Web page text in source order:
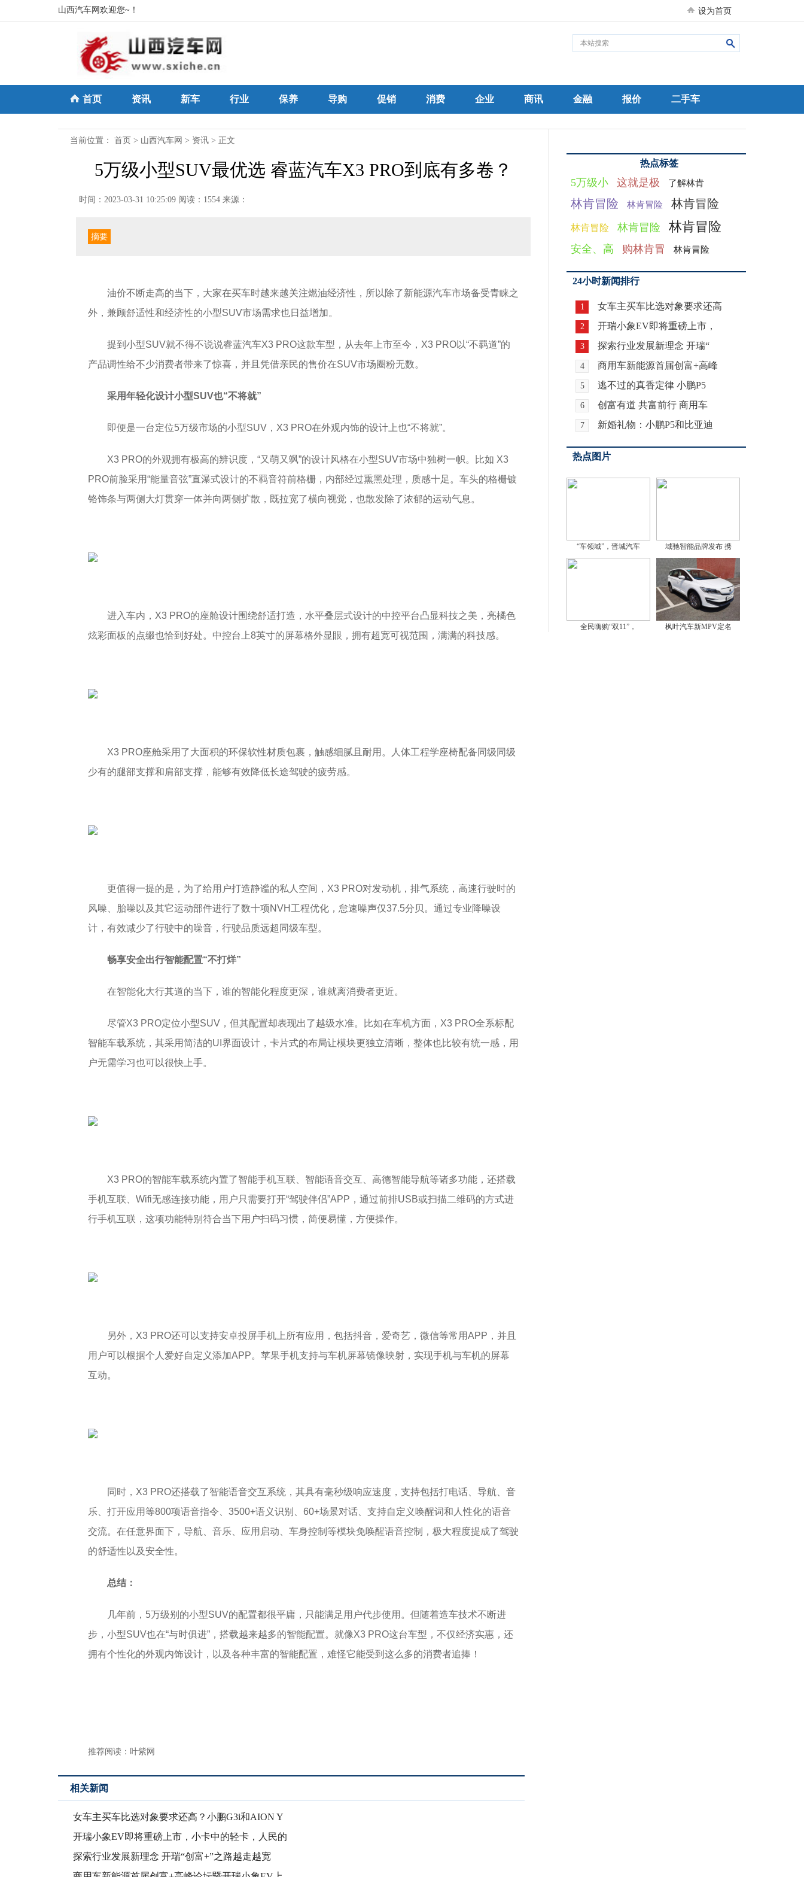
山西汽车网欢迎您~！ 设为首页
首页 资讯 新车 行业 保养 导购 促销 消费 企业 商讯 金融 报价 二手车
当前位置： 首页 > 山西汽车网 > 资讯 > 正文
5万级小型SUV最优选 睿蓝汽车X3 PRO到底有多卷？
时间：2023-03-31 10:25:09 阅读：1554 来源：
摘要
油价不断走高的当下，大家在买车时越来越关注燃油经济性，所以除了新能源汽车市场备受青睐之
外，兼顾舒适性和经济性的小型SUV市场需求也日益增加。
提到小型SUV就不得不说说睿蓝汽车X3 PRO这款车型，从去年上市至今，X3 PRO以“不羁道”的
产品调性给不少消费者带来了惊喜，并且凭借亲民的售价在SUV市场圈粉无数。
采用年轻化设计小型SUV也“不将就”
即便是一台定位5万级市场的小型SUV，X3 PRO在外观内饰的设计上也“不将就”。
X3 PRO的外观拥有极高的辨识度，“又萌又飒”的设计风格在小型SUV市场中独树一帜。比如 X3
PRO前脸采用“能量音弦”直瀑式设计的不羁音符前格栅，内部经过熏黑处理，质感十足。车头的格栅镀
铬饰条与两侧大灯贯穿一体并向两侧扩散，既拉宽了横向视觉，也散发除了浓郁的运动气息。
进入车内，X3 PRO的座舱设计围绕舒适打造，水平叠层式设计的中控平台凸显科技之美，亮橘色
炫彩面板的点缀也恰到好处。中控台上8英寸的屏幕格外显眼，拥有超宽可视范围，满满的科技感。
X3 PRO座舱采用了大面积的环保软性材质包裹，触感细腻且耐用。人体工程学座椅配备同级同级
少有的腿部支撑和肩部支撑，能够有效降低长途驾驶的疲劳感。
更值得一提的是，为了给用户打造静谧的私人空间，X3 PRO对发动机，排气系统，高速行驶时的
风噪、胎噪以及其它运动部件进行了数十项NVH工程优化，怠速噪声仅37.5分贝。通过专业降噪设
计，有效减少了行驶中的噪音，行驶品质远超同级车型。
畅享安全出行智能配置“不打烊”
在智能化大行其道的当下，谁的智能化程度更深，谁就离消费者更近。
尽管X3 PRO定位小型SUV，但其配置却表现出了越级水准。比如在车机方面，X3 PRO全系标配
智能车载系统，其采用简洁的UI界面设计，卡片式的布局让模块更独立清晰，整体也比较有统一感，用
户无需学习也可以很快上手。
X3 PRO的智能车载系统内置了智能手机互联、智能语音交互、高德智能导航等诸多功能，还搭载
手机互联、Wifi无感连接功能，用户只需要打开“驾驶伴侣”APP，通过前排USB或扫描二维码的方式进
行手机互联，这项功能特别符合当下用户扫码习惯，简便易懂，方便操作。
另外，X3 PRO还可以支持安卓投屏手机上所有应用，包括抖音，爱奇艺，微信等常用APP，并且
用户可以根据个人爱好自定义添加APP。苹果手机支持与车机屏幕镜像映射，实现手机与车机的屏幕
互动。
同时，X3 PRO还搭载了智能语音交互系统，其具有毫秒级响应速度，支持包括打电话、导航、音
乐、打开应用等800项语音指令、3500+语义识别、60+场景对话、支持自定义唤醒词和人性化的语音
交流。在任意界面下，导航、音乐、应用启动、车身控制等模块免唤醒语音控制，极大程度提成了驾驶
的舒适性以及安全性。
总结：
几年前，5万级别的小型SUV的配置都很平庸，只能满足用户代步使用。但随着造车技术不断进
步，小型SUV也在“与时俱进”，搭载越来越多的智能配置。就像X3 PRO这台车型，不仅经济实惠，还
拥有个性化的外观内饰设计，以及各种丰富的智能配置，难怪它能受到这么多的消费者追捧！
推荐阅读： 叶紫网
相关新闻
女车主买车比选对象要求还高？小鹏G3i和AION Y
开瑞小象EV即将重磅上市，小卡中的轻卡，人民的
创富车
探索行业发展新理念 开瑞“创富+”之路越走越宽
热点标签
5万级小 这就是极 了解林肯
林肯冒险 林肯冒险 林肯冒险
林肯冒险 林肯冒险 林肯冒险
安全、高 购林肯冒 林肯冒险
24小时新闻排行
1 女车主买车比选对象要求还高
2 开瑞小象EV即将重磅上市，
3 探索行业发展新理念 开瑞“
4 商用车新能源首届创富+高峰
5 逃不过的真香定律 小鹏P5
6 创富有道 共富前行 商用车
7 新婚礼物：小鹏P5和比亚迪
热点图片
“车领域”，晋城汽车 域驰智能品牌发布 携
全民嗨购“双11”， 枫叶汽车新MPV定名